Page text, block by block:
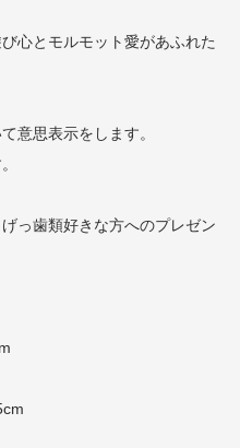
心とモルモット愛があふれた
意思表示をします。
っ歯類好きな方へのプレゼン